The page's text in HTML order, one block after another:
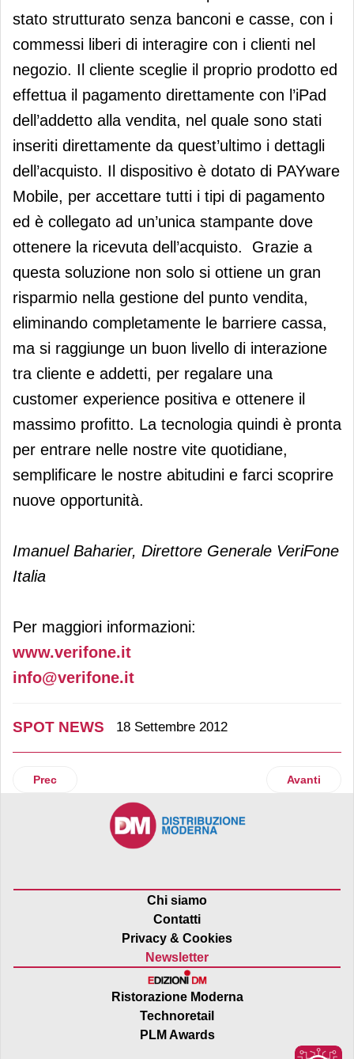
stato strutturato senza banconi e casse, con i
commessi liberi di interagire con i clienti nel
negozio. Il cliente sceglie il proprio prodotto ed
effettua il pagamento direttamente con l’iPad
dell’addetto alla vendita, nel quale sono stati
inseriti direttamente da quest’ultimo i dettagli
dell’acquisto. Il dispositivo è dotato di PAYware
Mobile, per accettare tutti i tipi di pagamento
ed è collegato ad un’unica stampante dove
ottenere la ricevuta dell’acquisto. Grazie a
questa soluzione non solo si ottiene un gran
risparmio nella gestione del punto vendita,
eliminando completamente le barriere cassa,
ma si raggiunge un buon livello di interazione
tra cliente e addetti, per regalare una
customer experience positiva e ottenere il
massimo profitto. La tecnologia quindi è pronta
per entrare nelle nostre vite quotidiane,
semplificare le nostre abitudini e farci scoprire
nuove opportunità.
Imanuel Baharier, Direttore Generale VeriFone
Italia
Per maggiori informazioni:
www.verifone.it
info@verifone.it
SPOT NEWS 18 Settembre 2012
Articolo precedente: 50 anni Conad
Prec Articolo
Avanti
Chi siamo
Contatti
Privacy & Cookies
Newsletter
Ristorazione Moderna
Technoretail
PLM Awards